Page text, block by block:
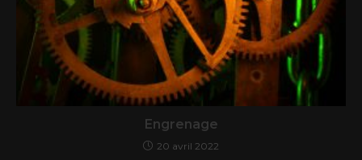
Engrenage
20 avril 2022